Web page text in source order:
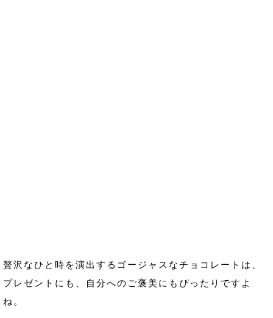
贅沢なひと時を演出するゴージャスなチョコレートは、
プレゼントにも、自分へのご褒美にもぴったりですよ
ね。